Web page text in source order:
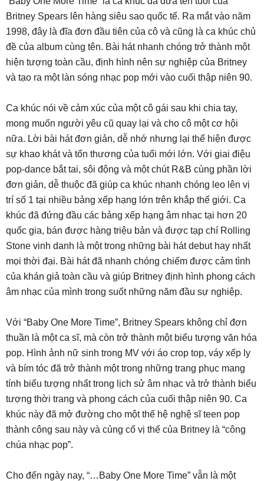
Britney Spears lên hàng siêu sao quốc tế. Ra mắt vào năm
1998, đây là đĩa đơn đầu tiên của cô và cũng là ca khúc chủ
đề của album cùng tên. Bài hát nhanh chóng trở thành một
hiện tượng toàn cầu, định hình nên sự nghiệp của Britney
và tạo ra một làn sóng nhạc pop mới vào cuối thập niên 90.
Ca khúc nói về cảm xúc của một cô gái sau khi chia tay,
mong muốn người yêu cũ quay lại và cho cô một cơ hội
nữa. Lời bài hát đơn giản, dễ nhớ nhưng lại thể hiện được
sự khao khát và tổn thương của tuổi mới lớn. Với giai điệu
pop-dance bắt tai, sôi động và một chút R&B cùng phần lời
đơn giản, dễ thuộc đã giúp ca khúc nhanh chóng leo lên vị
trí số 1 tại nhiều bảng xếp hạng lớn trên khắp thế giới. Ca
khúc đã đứng đầu các bảng xếp hạng âm nhạc tại hơn 20
quốc gia, bán được hàng triệu bản và được tạp chí Rolling
Stone vinh danh là một trong những bài hát debut hay nhất
mọi thời đại. Bài hát đã nhanh chóng chiếm được cảm tình
của khán giả toàn cầu và giúp Britney định hình phong cách
âm nhạc của mình trong suốt những năm đầu sự nghiệp.
Với “Baby One More Time”, Britney Spears không chỉ đơn
thuần là một ca sĩ, mà còn trở thành một biểu tượng văn hóa
pop. Hình ảnh nữ sinh trong MV với áo crop top, váy xếp ly
và bím tóc đã trở thành một trong những trang phục mang
tính biểu tượng nhất trong lịch sử âm nhạc và trở thành biểu
tượng thời trang và phong cách của cuối thập niên 90. Ca
khúc này đã mở đường cho một thế hệ nghệ sĩ teen pop
thành công sau này và củng cố vị thế của Britney là “công
chúa nhạc pop”.
Cho đến ngày nay, “…Baby One More Time” vẫn là một